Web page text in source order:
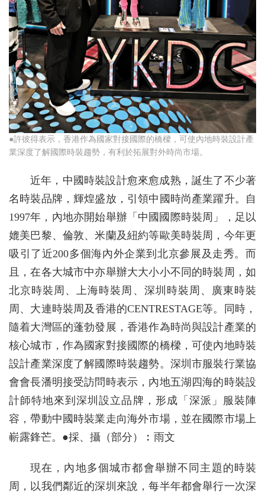
●許彼得表示，香港作為國家對接國際的橋樑，可使內地時裝設計產
業深度了解國際時裝趨勢，有利於拓展對外時尚市場。
近年，中國時裝設計愈來愈成熟，誕生了不少著
名時裝品牌，輝煌盛放，引領中國時尚產業躍升。自
1997年，內地亦開始舉辦「中國國際時裝周」，足以
媲美巴黎、倫敦、米蘭及紐約等歐美時裝周，今年更
吸引了近200多個海內外企業到北京參展及走秀。而
且，在各大城市中亦舉辦大大小小不同的時裝周，如
北京時裝周、上海時裝周、深圳時裝周、廣東時裝
周、大連時裝周及香港的CENTRESTAGE等。同時，
隨着大灣區的蓬勃發展，香港作為時尚與設計產業的
核心城市，作為國家對接國際的橋樑，可使內地時裝
設計產業深度了解國際時裝趨勢。深圳市服裝行業協
會會長潘明接受訪問時表示，內地五湖四海的時裝設
計師特地來到深圳設立品牌，形成「深派」服裝陣
容，帶動中國時裝業走向海外市場，並在國際市場上
嶄露鋒芒。●採、攝（部分）︰雨文
現在，內地多個城市都會舉辦不同主題的時裝
周，以我們鄰近的深圳來說，每半年都會舉行一次深